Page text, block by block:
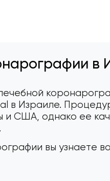
в
в Израиле.
и США, однако ее
вы узнаете